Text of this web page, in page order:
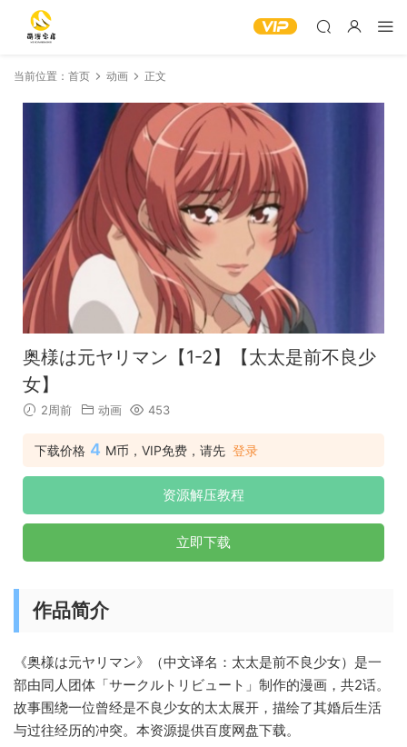
当前位置： 首页 动画 正文
奥様は元ヤリマン【1-2】【太太是前不良少
女】
2周前 动画 453
下载价格 4 M币，VIP免费，请先 登录
资源解压教程
立即下载
作品简介
《奥様は元ヤリマン》（中文译名：太太是前不良少女）是一
部由同人团体「サークルトリビュート」制作的漫画，共2话。
故事围绕一位曾经是不良少女的太太展开，描绘了其婚后生活
与过往经历的冲突。本资源提供百度网盘下载。